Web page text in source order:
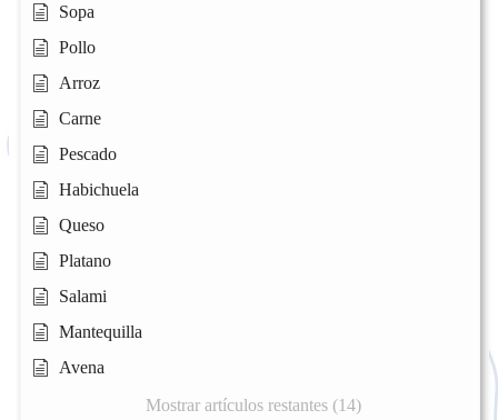
Sopa
Pollo
Arroz
Carne
Pescado
Habichuela
Queso
Platano
Salami
Mantequilla
Avena
Mostrar artículos restantes (14)